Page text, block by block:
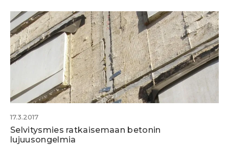
17.3.2017
Selvitysmies ratkaisemaan betonin
lujuusongelmia